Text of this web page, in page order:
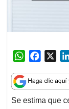
W
a
t
s
c
e
b
Se estima que